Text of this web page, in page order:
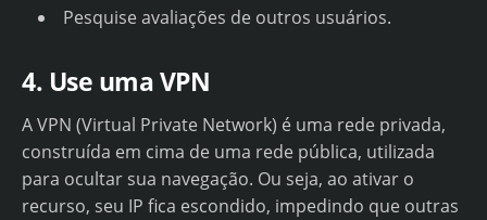
Pesquise avaliações de outros usuários.
4. Use uma VPN
A VPN (Virtual Private Network) é uma rede privada,
construída em cima de uma rede pública, utilizada
para ocultar sua navegação. Ou seja, ao ativar o
recurso, seu IP fica escondido, impedindo que outras